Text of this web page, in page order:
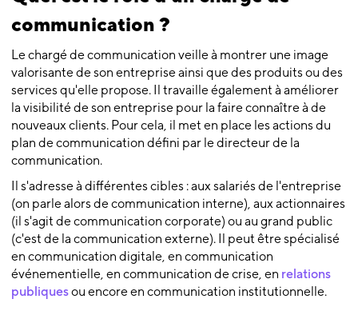
communication ?
Le chargé de communication veille à montrer une image
valorisante de son entreprise ainsi que des produits ou des
services qu'elle propose. Il travaille également à améliorer
la visibilité de son entreprise pour la faire connaître à de
nouveaux clients. Pour cela, il met en place les actions du
plan de communication défini par le directeur de la
communication.
Il s'adresse à différentes cibles : aux salariés de l'entreprise
(on parle alors de communication interne), aux actionnaires
(il s'agit de communication corporate) ou au grand public
(c'est de la communication externe). Il peut être spécialisé
en communication digitale, en communication
événementielle, en communication de crise, en relations
publiquesou encore en communication institutionnelle.